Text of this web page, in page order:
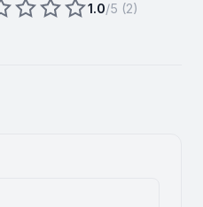
1.0/5 (2)